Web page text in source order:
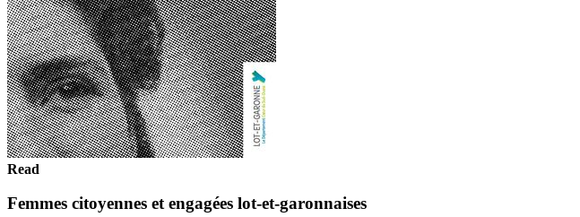
Read
Femmes citoyennes et engagées lot-et-garonnaises